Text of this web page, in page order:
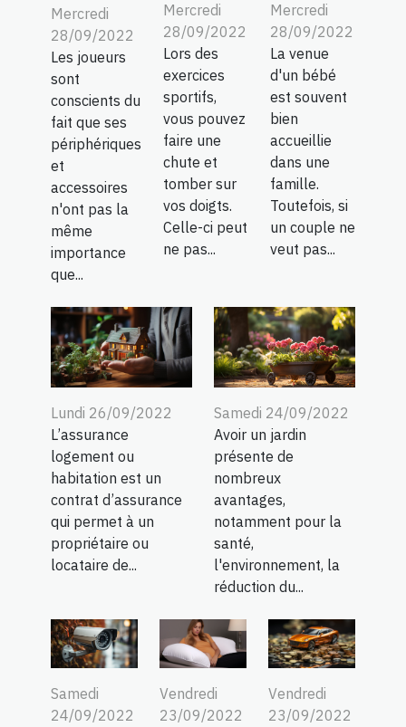
Mercredi
28/09/2022
Les joueurs
sont
conscients du
fait que ses
périphériques
et
accessoires
n'ont pas la
même
importance
que...
Mercredi
28/09/2022
Lors des
exercices
sportifs,
vous pouvez
faire une
chute et
tomber sur
vos doigts.
Celle-ci peut
ne pas...
Mercredi
28/09/2022
La venue
d'un bébé
est souvent
bien
accueillie
dans une
famille.
Toutefois, si
un couple ne
veut pas...
Lundi 26/09/2022
L’assurance
logement ou
habitation est un
contrat d’assurance
qui permet à un
propriétaire ou
locataire de...
Samedi 24/09/2022
Avoir un jardin
présente de
nombreux
avantages,
notamment pour la
santé,
l'environnement, la
réduction du...
Samedi
24/09/2022
Vendredi
23/09/2022
Vendredi
23/09/2022